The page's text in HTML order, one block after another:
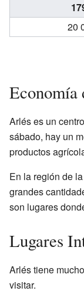
20
Economía
Arlés es un
sábado, hay un
productos
En la región de
grandes
son lugares
Lugares
Arlés tiene
visitar.